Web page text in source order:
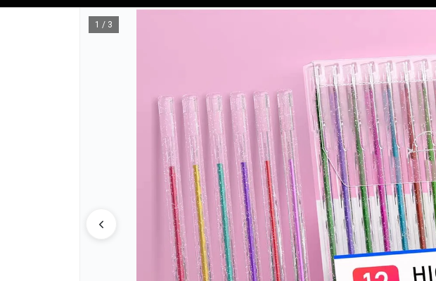
1 / 3
Tienda solo para
CÓMO COMPRAR QUIÉNES